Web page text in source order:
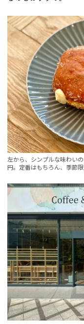
左から、シンプルな味わい
円。定番はもちろん、季節